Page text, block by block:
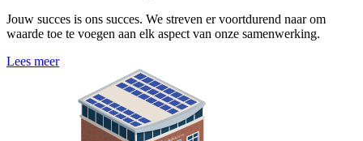
Jouw succes is ons succes. We streven er voortdurend naar om
waarde toe te voegen aan elk aspect van onze samenwerking.
Lees meer